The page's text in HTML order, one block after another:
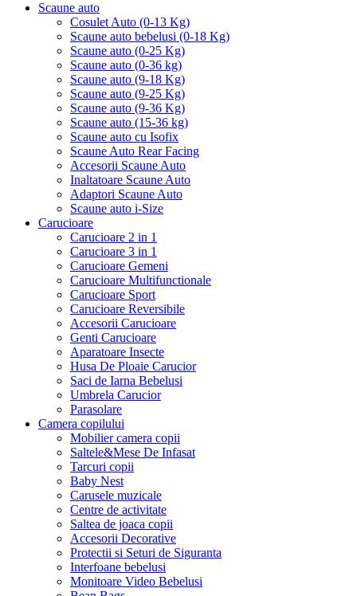
Scaune auto
Cosulet Auto (0-13 Kg)
Scaune auto bebelusi (0-18 Kg)
Scaune auto (0-25 Kg)
Scaune auto (0-36 kg)
Scaune auto (9-18 Kg)
Scaune auto (9-25 Kg)
Scaune auto (9-36 Kg)
Scaune auto (15-36 kg)
Scaune auto cu Isofix
Scaune Auto Rear Facing
Accesorii Scaune Auto
Inaltatoare Scaune Auto
Adaptori Scaune Auto
Scaune auto i-Size
Carucioare
Carucioare 2 in 1
Carucioare 3 in 1
Carucioare Gemeni
Carucioare Multifunctionale
Carucioare Sport
Carucioare Reversibile
Accesorii Carucioare
Genti Carucioare
Aparatoare Insecte
Husa De Ploaie Carucior
Saci de Iarna Bebelusi
Umbrela Carucior
Parasolare
Camera copilului
Mobilier camera copii
Saltele&Mese De Infasat
Tarcuri copii
Baby Nest
Carusele muzicale
Centre de activitate
Saltea de joaca copii
Accesorii Decorative
Protectii si Seturi de Siguranta
Interfoane bebelusi
Monitoare Video Bebelusi